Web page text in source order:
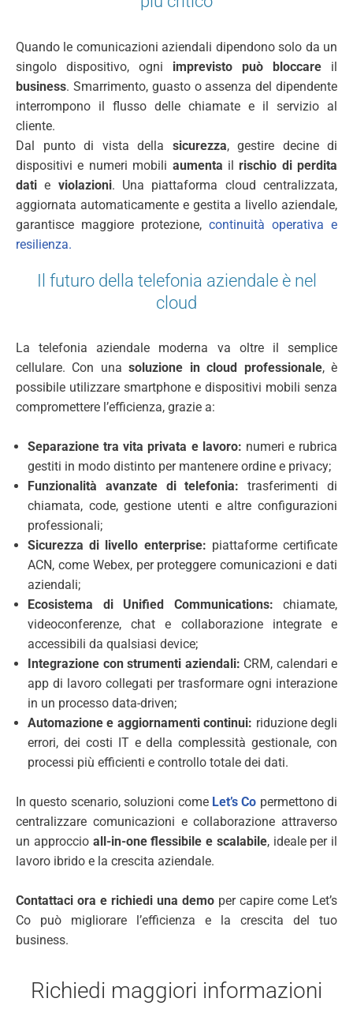
Quando le comunicazioni aziendali dipendono solo da un
singolo dispositivo, ogni imprevisto può bloccare il
business. Smarrimento, guasto o assenza del dipendente
interrompono il flusso delle chiamate e il servizio al
cliente.
Dal punto di vista della sicurezza, gestire decine di
dispositivi e numeri mobili aumenta ilrischio di perdita
datie violazioni. Una piattaforma cloud centralizzata,
aggiornata automaticamente e gestita a livello aziendale,
garantisce maggiore protezione, continuità operativa e
resilienza.
Il futuro della telefonia aziendale è nel
cloud
La telefonia aziendale moderna va oltre il semplice
cellulare. Con unasoluzione in cloud professionale, è
possibile utilizzare smartphone e dispositivi mobili senza
compromettere l’efficienza, grazie a:
Separazione tra vita privata e lavoro: numeri e rubrica
gestiti in modo distinto per mantenere ordine e privacy;
Funzionalità avanzate di telefonia: trasferimenti di
chiamata, code, gestione utenti e altre configurazioni
professionali;
Sicurezza di livello enterprise: piattaforme certificate
ACN, come Webex, per proteggere comunicazioni e dati
aziendali;
Ecosistema di Unified Communications: chiamate,
videoconferenze, chat e collaborazione integrate e
accessibili da qualsiasi device;
Integrazione con strumenti aziendali: CRM, calendari e
app di lavoro collegati per trasformare ogni interazione
in un processo data-driven;
Automazione e aggiornamenti continui: riduzione degli
errori, dei costi IT e della complessità gestionale, con
processi più efficienti e controllo totale dei dati.
In questo scenario, soluzioni come Let’s Co permettono di
centralizzare comunicazioni e collaborazione attraverso
un approccio all-in-one flessibile e scalabile, ideale per il
lavoro ibrido e la crescita aziendale.
Contattaci ora e richiedi una demo per capire come Let’s
Co può migliorare l’efficienza e la crescita del tuo
business.
Richiedi maggiori informazioni